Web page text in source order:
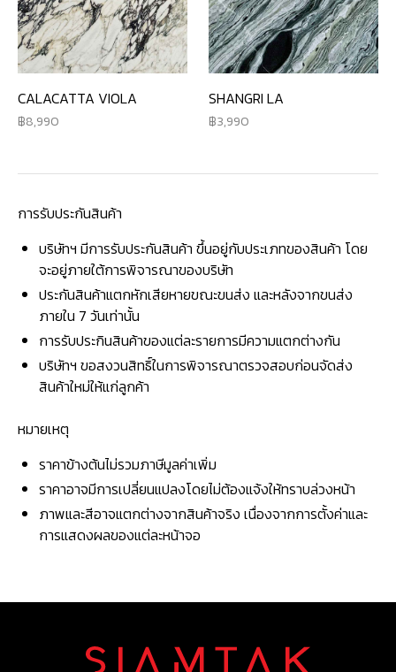
CALACATTA VIOLA
8,990
SHANGRI LA
3,990
การรับประกันสินค้า
บริษัทฯ มีการรับประกันสินค้า ขึ้นอยู่กับประเภทของสินค้า โดย
จะอยู่ภายใต้การพิจารณาของบริษัท
ประกันสินค้าแตกหักเสียหายขณะขนส่ง และหลังจากขนส่ง
ภายใน 7 วันเท่านั้น
การรับประกินสินค้าของแต่ละรายการมีความแตกต่างกัน
บริษัทฯ ขอสงวนสิทธิ์ในการพิจารณาตรวจสอบก่อนจัดส่ง
สินค้าใหม่ให้แก่ลูกค้า
หมายเหตุ
ราคาข้างต้นไม่รวมภาษีมูลค่าเพิ่ม
ราคาอาจมีการเปลี่ยนแปลงโดยไม่ต้องแจ้งให้ทราบล่วงหน้า
ภาพและสีอาจแตกต่างจากสินค้าจริง เนื่องจากการตั้งค่าและ
การแสดงผลของแต่ละหน้าจอ